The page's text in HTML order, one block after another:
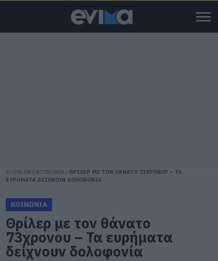
EVIMA.GR / ΚΟΙΝΩΝΙΑ / ΘΡΙΛΕΡ ΜΕ ΤΟΝ ΘΑΝΑΤΟ 73ΧΡΟΝΟΥ – ΤΑ
ΕΥΡΗΜΑΤΑ ΔΕΙΧΝΟΥΝ ΔΟΛΟΦΟΝΙΑ
ΚΟΙΝΩΝΙΑ
Θρίλερ με τον θάνατο
73χρονου – Τα ευρήματα
δείχνουν δολοφονία